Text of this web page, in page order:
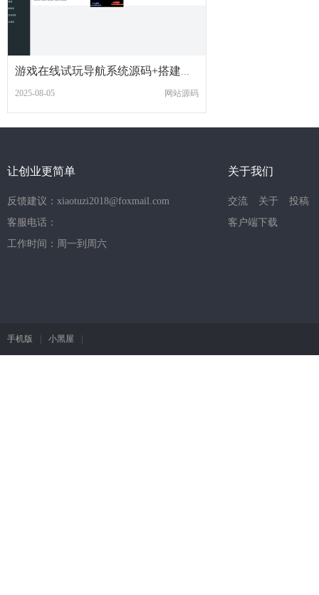
2025-08-05 网站源码
让创业更简单
反馈建议：xiaotuzi2018@foxmail.com
客服电话：
工作时间：周一到周六
关于我们
交流 关于
投稿
客户端下载
手机版 | 小黑屋 |